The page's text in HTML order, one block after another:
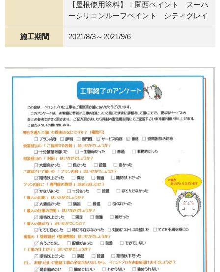
【屋根使用塗料】：関西ペイント スーパ
ーシリコンルーフペイント シティグレイ
施工期間 2021/8/3～2021/9/6